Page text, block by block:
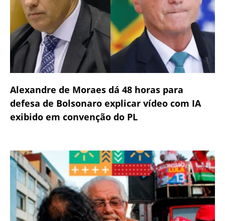
Alexandre de Moraes dá 48 horas para
defesa de Bolsonaro explicar vídeo com IA
exibido em convenção do PL